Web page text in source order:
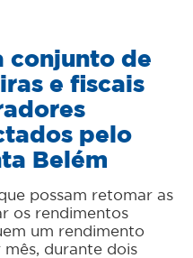
conjunto de
e fiscais
pelo
Belém
possam retomar as
os rendimentos
um rendimento
durante dois